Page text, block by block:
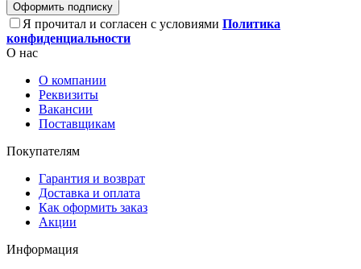
Оформить подписку
Я прочитал и согласен с условиями Политика
конфиденциальности
О нас
О компании
Реквизиты
Вакансии
Поставщикам
Покупателям
Гарантия и возврат
Доставка и оплата
Как оформить заказ
Акции
Информация